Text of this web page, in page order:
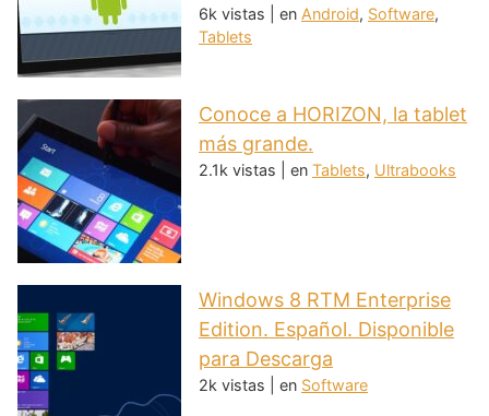
6k vistas en Android, Software,
Tablets
Conoce a HORIZON, la tablet
más grande.
2.1k vistas en Tablets, Ultrabooks
Windows 8 RTM Enterprise
Edition. Español. Disponible
para Descarga
2k vistas en Software